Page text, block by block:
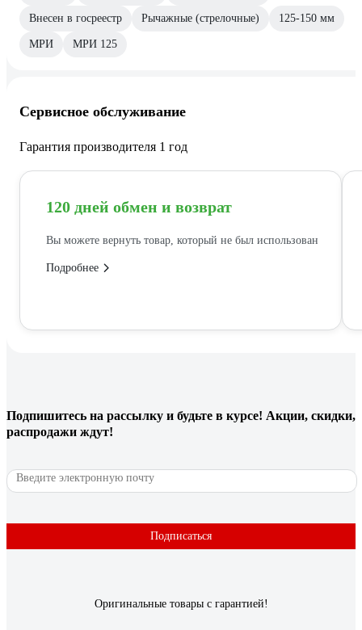
Внесен в госреестр Рычажные (стрелочные) 125-150 мм
МРИ МРИ 125
Сервисное обслуживание
Гарантия производителя 1 год
120 дней обмен и возврат
Вы можете вернуть товар, который не был использован
Подробнее
Подпишитесь на рассылку и будьте в курсе! Акции, скидки,
распродажи ждут!
Подписаться
Оригинальные товары с гарантией!